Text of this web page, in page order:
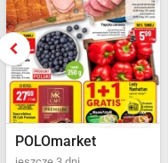
Auchan Supermarket